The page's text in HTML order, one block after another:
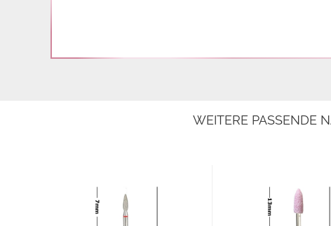
WEITERE PASSENDE